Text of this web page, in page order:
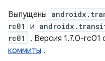
Выпущены
rc01
и
rc01
. Версия 1.7.0-rc01
коммиты .